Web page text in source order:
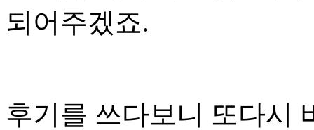
되어주겠죠.
후기를 쓰다보니 또다시